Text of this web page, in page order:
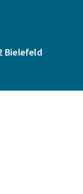
Bielefeld